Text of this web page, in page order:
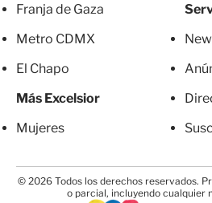
Franja de Gaza
Metro CDMX
El Chapo
Más Excelsior
Mujeres
© 2026 Todos los derechos reservados.
o parcial, incluyendo cualquier